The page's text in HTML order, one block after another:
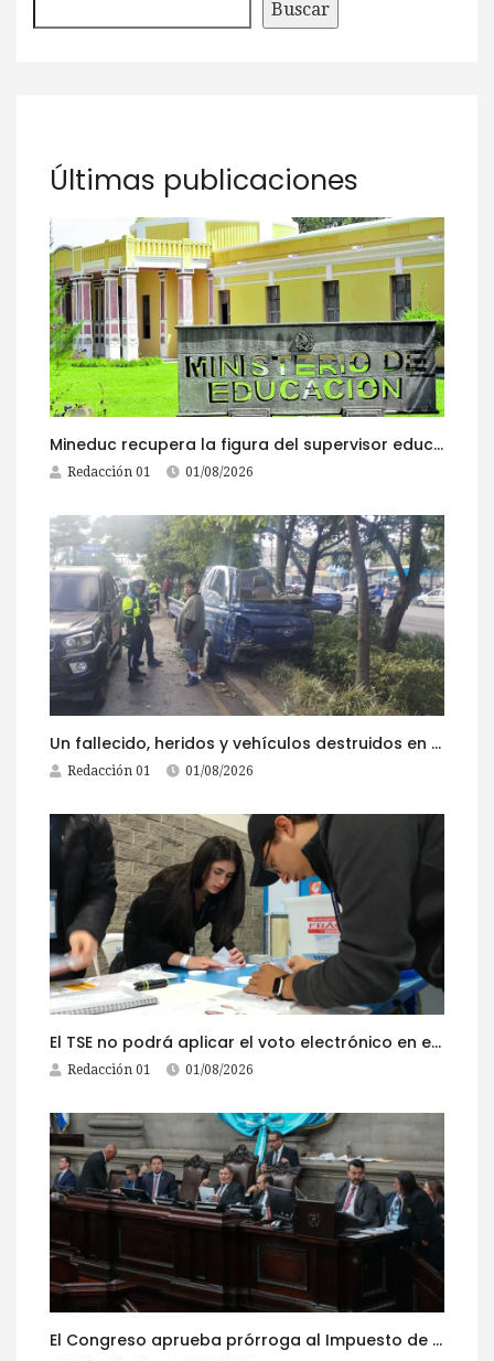
Buscar
Últimas publicaciones
Mineduc recupera la figura del supervisor educativo con 968 plazas
Redacción 01 01/08/2026
Un fallecido, heridos y vehículos destruidos en accidentes registrados este 1 de agosto
Redacción 01 01/08/2026
El TSE no podrá aplicar el voto electrónico en el extranjero, pese a la reciente actualización de su reglamento
Redacción 01 01/08/2026
El Congreso aprueba prórroga al Impuesto de Circulación 2026